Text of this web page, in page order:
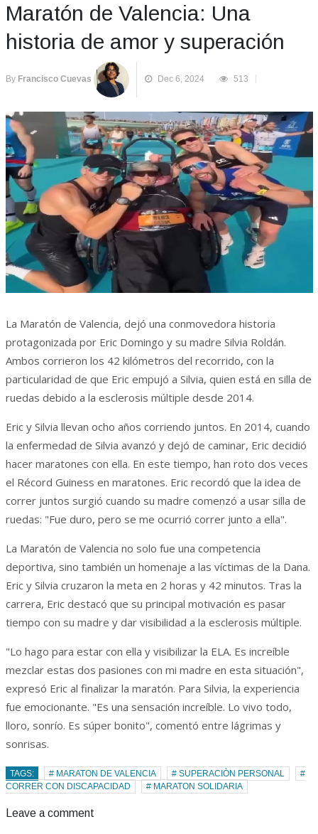
Maratón de Valencia: Una
historia de amor y superación
By Francisco Cuevas Dec 6, 2024 513
La Maratón de Valencia, dejó una conmovedora historia
protagonizada por Eric Domingo y su madre Silvia Roldán.
Ambos corrieron los 42 kilómetros del recorrido, con la
particularidad de que Eric empujó a Silvia, quien está en silla de
ruedas debido a la esclerosis múltiple desde 2014.
Eric y Silvia llevan ocho años corriendo juntos. En 2014, cuando
la enfermedad de Silvia avanzó y dejó de caminar, Eric decidió
hacer maratones con ella. En este tiempo, han roto dos veces
el Récord Guiness en maratones. Eric recordó que la idea de
correr juntos surgió cuando su madre comenzó a usar silla de
ruedas: "Fue duro, pero se me ocurrió correr junto a ella".
La Maratón de Valencia no solo fue una competencia
deportiva, sino también un homenaje a las víctimas de la Dana.
Eric y Silvia cruzaron la meta en 2 horas y 42 minutos. Tras la
carrera, Eric destacó que su principal motivación es pasar
tiempo con su madre y dar visibilidad a la esclerosis múltiple.
"Lo hago para estar con ella y visibilizar la ELA. Es increíble
mezclar estas dos pasiones con mi madre en esta situación",
expresó Eric al finalizar la maratón. Para Silvia, la experiencia
fue emocionante. "Es una sensación increíble. Lo vivo todo,
lloro, sonrío. Es súper bonito", comentó entre lágrimas y
sonrisas.
TAGS: # MARATON DE VALENCIA # SUPERACIÒN PERSONAL
#
CORRER CON DISCAPACIDAD
# MARATON SOLIDARIA
Leave a comment